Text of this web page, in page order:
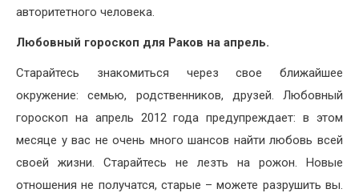
авторитетного человека.
Любовный гороскоп для Раков на апрель.
Старайтесь знакомиться через свое ближайшее
окружение: семью, родственников, друзей. Любовный
гороскоп на апрель 2012 года предупреждает: в этом
месяце у вас не очень много шансов найти любовь всей
своей жизни. Старайтесь не лезть на рожон. Новые
отношения не получатся, старые – можете разрушить вы.